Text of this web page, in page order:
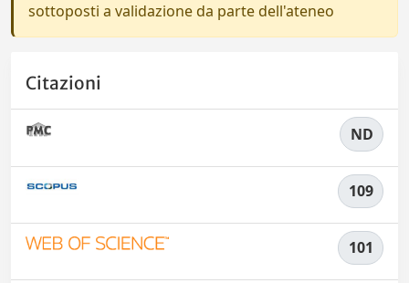
sottoposti a validazione da parte dell'ateneo
Citazioni
ND
109
101